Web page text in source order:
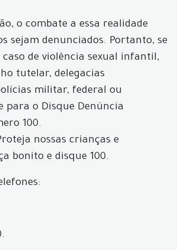
o combate a essa realidade
sejam denunciados. Portanto, se
de violência sexual infantil,
tutelar, delegacias
militar, federal ou
para o Disque Denúncia
100.
nossas crianças e
bonito e disque 100.